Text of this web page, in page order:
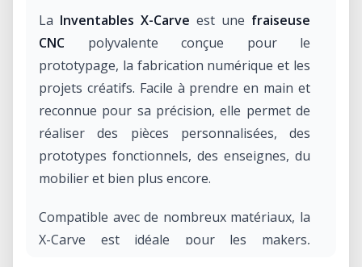
La Inventables X-Carve est une fraiseuse
CNC polyvalente conçue pour le
prototypage, la fabrication numérique et les
projets créatifs. Facile à prendre en main et
reconnue pour sa précision, elle permet de
réaliser des pièces personnalisées, des
prototypes fonctionnels, des enseignes, du
mobilier et bien plus encore.
Compatible avec de nombreux matériaux, la
X-Carve est idéale pour les makers,